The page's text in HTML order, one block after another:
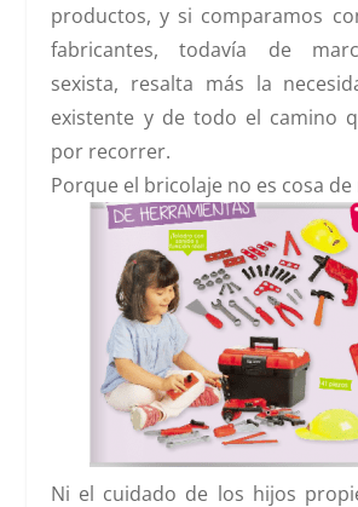
productos, y si comparamos
fabricantes, todavía de
sexista, resalta más la
existente y de todo el camino
por recorrer.
Porque el bricolaje no es cosa
Ni el cuidado de los hijos